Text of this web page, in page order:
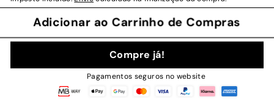
Adicionar ao Carrinho de Compras
Compre já!
Pagamentos seguros no website